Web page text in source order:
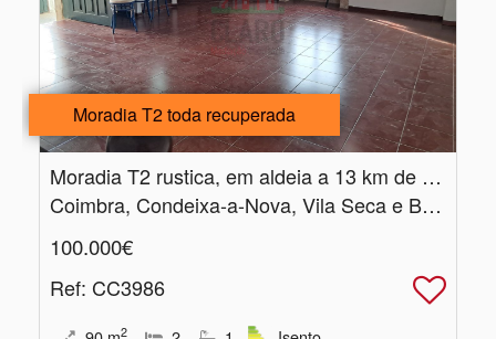
Moradia T2 toda recuperada
Moradia T2 rustica, em aldeia a 13 km de Coimbra, Alcouce
Coimbra, Condeixa-a-Nova, Vila Seca e Bem da Fé
100.000€
Ref: CC3986
2